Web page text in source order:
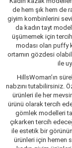
de hem şık hem de
giyim kombinlerini
da kadın tayt
üşümemek için
modası olan puffy
ortamın gözdesi
ile
HillsWoman’ın
nabzını tutabilirsiniz.
ürünleri ile her
ürünü olarak tercih
gömlek modelleri
çıkarken tercih
ile estetik bir
ürünleri için hemen